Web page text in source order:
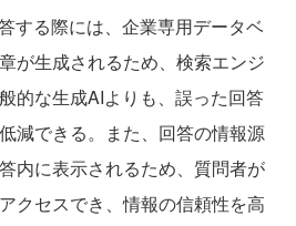
する際には、企業専用データベ
が生成されるため、検索エンジ
的な生成AIよりも、誤った回答
減できる。また、回答の情報源
内に表示されるため、質問者が
クセスでき、情報の信頼性を高